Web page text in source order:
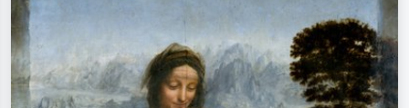
impressionnisme, vague de Hokusai,
tableau sombre, nu debout près d'un
arbre.